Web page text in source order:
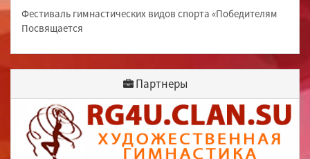
Фестиваль гимнастических видов спорта «Победителям
Посвящается
Партнеры